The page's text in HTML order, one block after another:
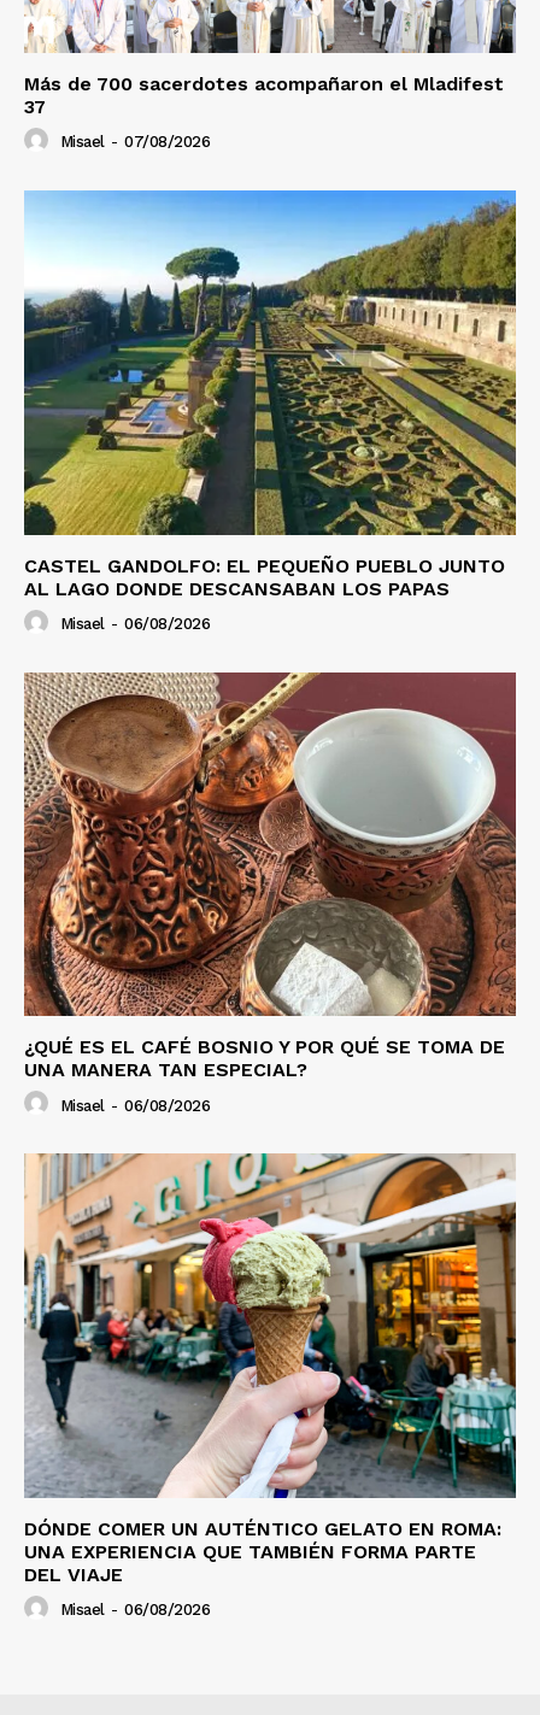
Más de 700 sacerdotes acompañaron el Mladifest
37
Misael - 07/08/2026
CASTEL GANDOLFO: EL PEQUEÑO PUEBLO JUNTO
AL LAGO DONDE DESCANSABAN LOS PAPAS
Misael - 06/08/2026
¿QUÉ ES EL CAFÉ BOSNIO Y POR QUÉ SE TOMA DE
UNA MANERA TAN ESPECIAL?
Misael - 06/08/2026
DÓNDE COMER UN AUTÉNTICO GELATO EN ROMA:
UNA EXPERIENCIA QUE TAMBIÉN FORMA PARTE
DEL VIAJE
Misael - 06/08/2026